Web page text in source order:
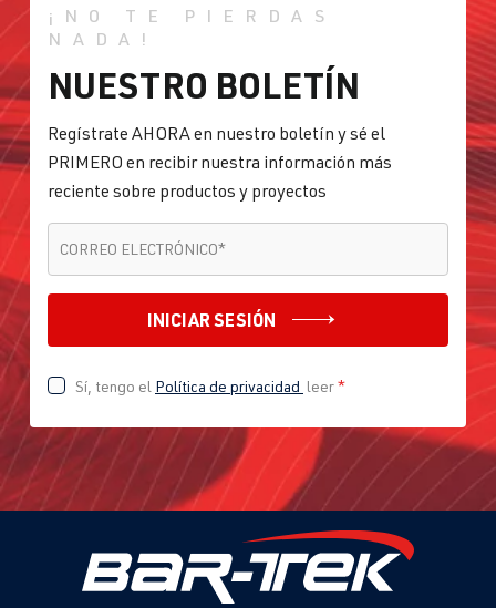
¡NO TE PIERDAS
NADA!
NUESTRO BOLETÍN
Regístrate AHORA en nuestro boletín y sé el
PRIMERO en recibir nuestra información más
reciente sobre productos y proyectos
CORREO ELECTRÓNICO*
INICIAR SESIÓN
Sí, tengo el Política de privacidad leer*